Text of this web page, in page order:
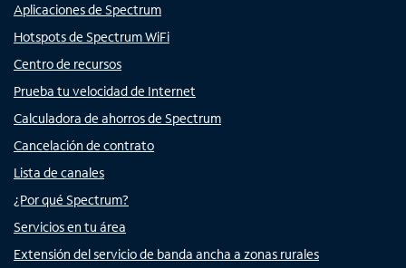
Aplicaciones de Spectrum
Hotspots de Spectrum WiFi
Centro de recursos
Prueba tu velocidad de Internet
Calculadora de ahorros de Spectrum
Cancelación de contrato
Lista de canales
¿Por qué Spectrum?
Servicios en tu área
Extensión del servicio de banda ancha a zonas rurales